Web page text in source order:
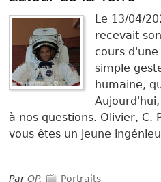
Le 13/04/
recevait
cours
simple
humaine,
à nos questions. Olivier, C.
vous êtes un jeune
ParOP.
Portraits